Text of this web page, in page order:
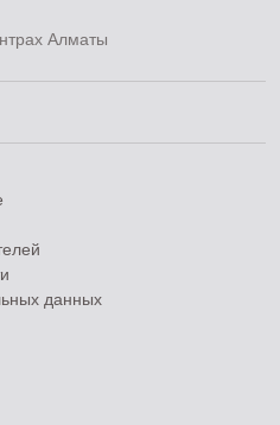
Алматы
данных